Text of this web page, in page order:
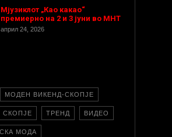
Мјузиклот „Као какао“
премиерно на 2 и 3 јуни во МНТ
април 24, 2026
МОДЕН ВИКЕНД-СКОПЈЕ
СКОПЈЕ ТРЕНД ВИДЕО
МОДА